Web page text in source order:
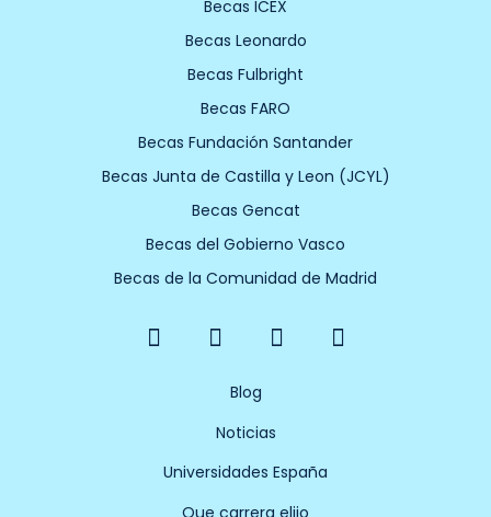
Becas ICEX
Becas Leonardo
Becas Fulbright
Becas FARO
Becas Fundación Santander
Becas Junta de Castilla y Leon (JCYL)
Becas Gencat
Becas del Gobierno Vasco
Becas de la Comunidad de Madrid
F
a
o
X
-
w
i
t
t
Y
o
u
b
e
I
n
Blog
Noticias
Universidades España
Que carrera elijo